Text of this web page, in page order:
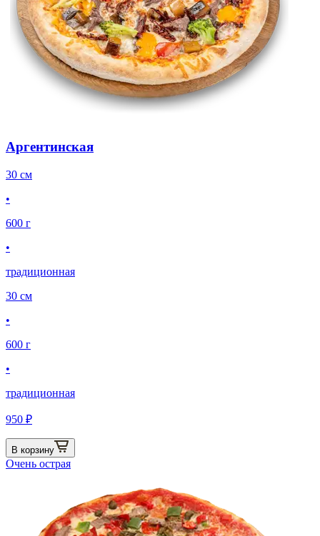
Аргентинская
30 см
•
600 г
•
традиционная
30 см
•
600 г
•
традиционная
950 ₽
В корзину
Очень острая